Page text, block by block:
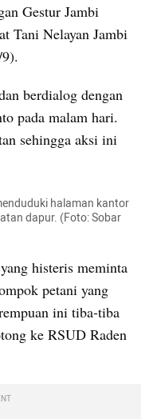
Gestur Jambi
Tani Nelayan Jambi
berdialog dengan
pada malam hari.
sehingga aksi ini
halaman kantor
dapur. (Foto: Sobar
histeris meminta
petani yang
ini tiba-tiba
ke RSUD Raden